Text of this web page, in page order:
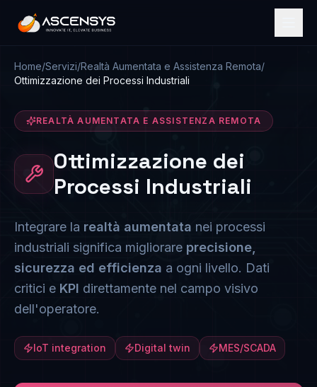
Home/Servizi/Realtà Aumentata e Assistenza Remota/
Ottimizzazione dei Processi Industriali
REALTÀ AUMENTATA E ASSISTENZA REMOTA
Ottimizzazione dei
Processi Industriali
Integrare la realtà aumentata nei processi
industriali significa migliorare precisione,
sicurezza ed efficienza a ogni livello. Dati
critici e KPI direttamente nel campo visivo
dell'operatore.
IoT integration Digital twin MES/SCADA